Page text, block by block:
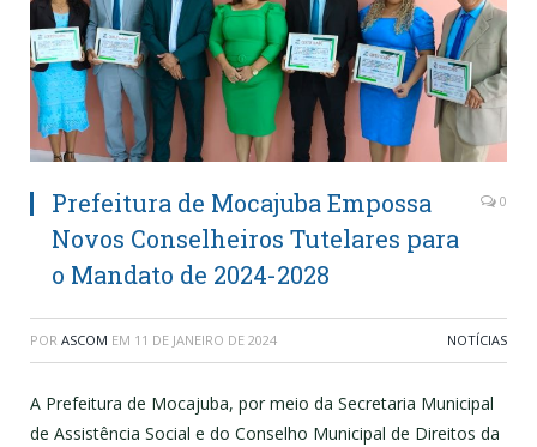
Prefeitura de Mocajuba Empossa
Novos Conselheiros Tutelares para
o Mandato de 2024-2028
0
POR ASCOM EM 11 DE JANEIRO DE 2024 NOTÍCIAS
A Prefeitura de Mocajuba, por meio da Secretaria Municipal
de Assistência Social e do Conselho Municipal de Direitos da